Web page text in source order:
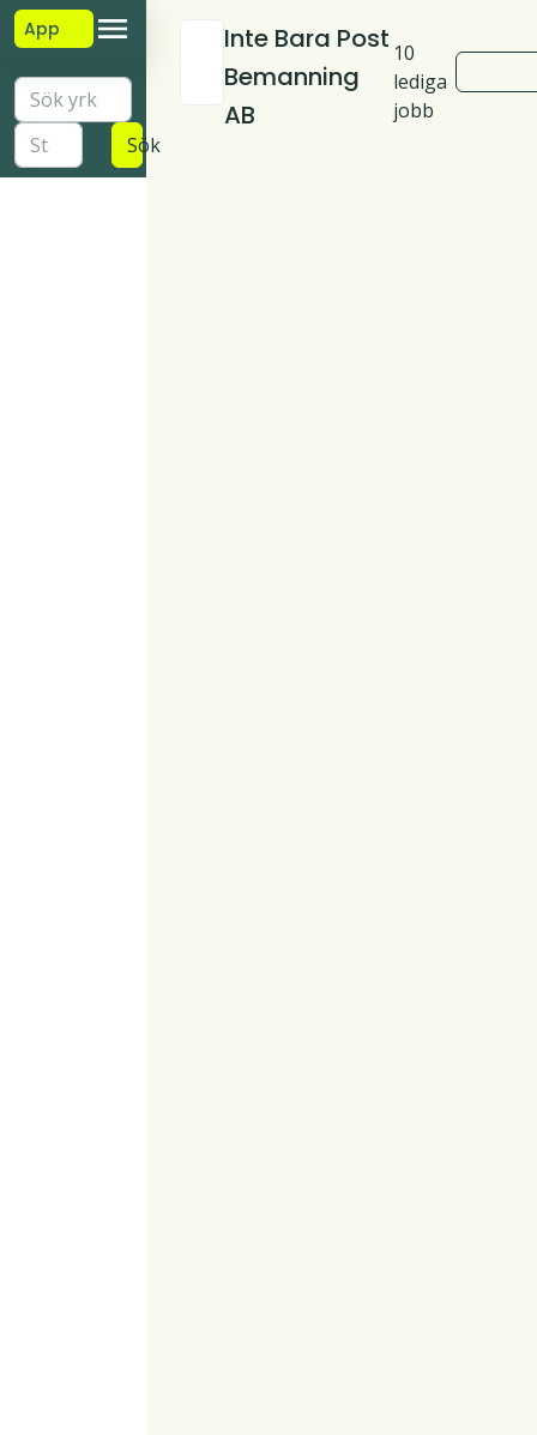
App
Sök
Inte Bara Post
Bemanning
AB
10
lediga
jobb